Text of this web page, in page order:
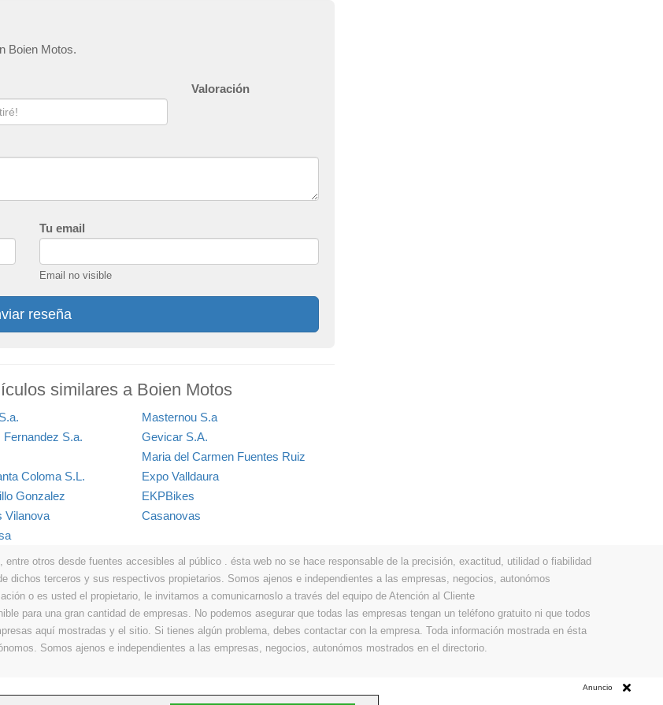
Boien Motos.
Valoración
Tu email
Email no visible
reseña
similares a Boien Motos
Masternou S.a
S.a.
Gevicar S.A.
Maria del Carmen Fuentes Ruiz
Coloma S.L.
Expo Valldaura
Gonzalez
EKPBikes
Vilanova
Casanovas
otros desde fuentes accesibles al público . ésta web no se hace responsable de la precisión, exactitud, utilidad o fiabilidad
dichos terceros y sus respectivos propietarios. Somos ajenos e independientes a las empresas, negocios, autonómos
o es usted el propietario, le invitamos a comunicarnoslo a través del equipo de Atención al Cliente
para una gran cantidad de empresas. No podemos asegurar que todas las empresas tengan un teléfono gratuito ni que todos
aquí mostradas y el sitio. Si tienes algún problema, debes contactar con la empresa. Toda información mostrada en ésta
Somos ajenos e independientes a las empresas, negocios, autonómos mostrados en el directorio.
Anuncio